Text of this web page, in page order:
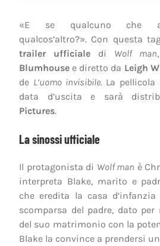
«E se qualcuno che
qualcos’altro?». Con questa
trailer ufficiale di Wolf man
Blumhouse e diretto da Leigh
de L’uomo invisibile. La
data d’uscita e sarà
Pictures.
La sinossi ufficiale
Il protagonista di Wolf man è
interpreta Blake, marito e
che eredita la casa d’infanzia
scomparsa del padre, dato per
del suo matrimonio con la
Blake la convince a prendersi